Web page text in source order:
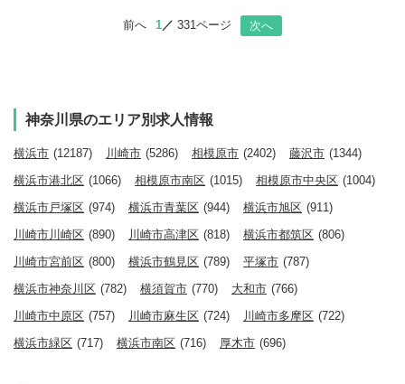
前へ 1 331ページ 次へ
神奈川県のエリア別求人情報
横浜市 (12187) 川崎市 (5286) 相模原市 (2402) 藤沢市 (1344)
横浜市港北区 (1066) 相模原市南区 (1015) 相模原市中央区 (1004)
横浜市戸塚区 (974) 横浜市青葉区 (944) 横浜市旭区 (911)
川崎市川崎区 (890) 川崎市高津区 (818) 横浜市都筑区 (806)
川崎市宮前区 (800) 横浜市鶴見区 (789) 平塚市 (787)
横浜市神奈川区 (782) 横須賀市 (770) 大和市 (766)
川崎市中原区 (757) 川崎市麻生区 (724) 川崎市多摩区 (722)
横浜市緑区 (717) 横浜市南区 (716) 厚木市 (696)